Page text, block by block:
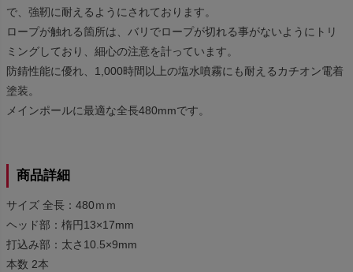
で、強靭に耐えるようにされております。
ロープが触れる箇所は、バリでロープが切れる事がないようにトリ
ミングしており、細心の注意を計っています。
防錆性能に優れ、1,000時間以上の塩水噴霧にも耐えるカチオン電着
塗装。
メインポールに最適な全長480mmです。
商品詳細
サイズ 全長：480ｍｍ
ヘッド部：楕円13×17mm
打込み部：太さ10.5×9mm
本数 2本